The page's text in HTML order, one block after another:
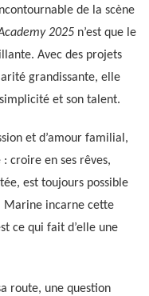
de la scène
2025 n’est que le
Avec des projets
grandissante, elle
et son talent.
et d’amour familial,
croire en ses rêves,
est toujours possible
Marine incarne cette
ce qui fait d’elle une
route, une question